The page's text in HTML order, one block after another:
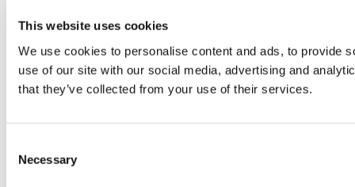
This website uses cookies
We use cookies to personalise content and ads, to provide
use of our site with our social media, advertising and
that they’ve collected from your use of their services.
Selection
Necessary